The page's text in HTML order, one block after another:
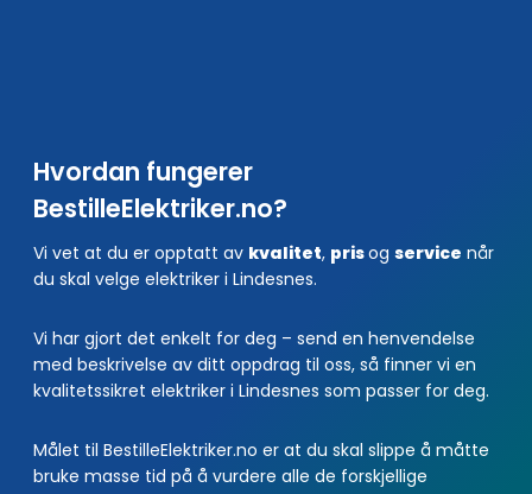
Hvordan fungerer
BestilleElektriker.no?
Vi vet at du er opptatt av kvalitet, prisog service når
du skal velge elektriker i Lindesnes.
Vi har gjort det enkelt for deg – send en henvendelse
med beskrivelse av ditt oppdrag til oss, så finner vi en
kvalitetssikret elektriker i Lindesnes som passer for deg.
Målet til BestilleElektriker.no er at du skal slippe å måtte
bruke masse tid på å vurdere alle de forskjellige